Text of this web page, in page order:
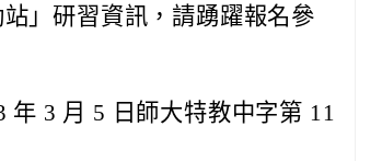
」研習資訊，請踴躍報名參
年 3 月 5 日師大特教中字第 11